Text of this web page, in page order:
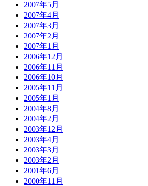
2007年5月
2007年4月
2007年3月
2007年2月
2007年1月
2006年12月
2006年11月
2006年10月
2005年11月
2005年1月
2004年8月
2004年2月
2003年12月
2003年4月
2003年3月
2003年2月
2001年6月
2000年11月